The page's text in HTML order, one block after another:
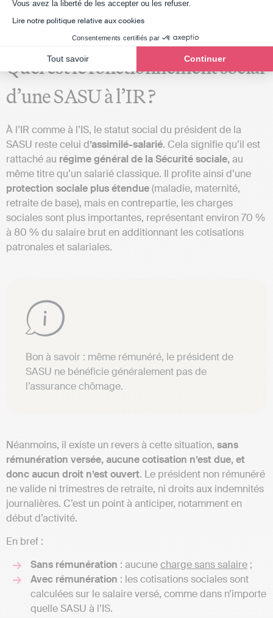
Vous avez la liberté de les accepter ou les refuser.
Lire notre politique relative aux cookies
Consentements certifiés par
Tout savoir Continuer
Quel est le fonctionnement social
d’une SASU à l’IR ?
À l’IR comme à l’IS, le statut social du président de la
SASU reste celui d’assimilé-salarié. Cela signifie qu’il est
rattaché au régime général de la Sécurité sociale,au
même titre qu’un salarié classique. Il profite ainsi d’une
protection sociale plus étendue(maladie, maternité,
retraite de base), mais en contrepartie, les charges
sociales sont plus importantes, représentant environ 70 %
à 80 % du salaire brut en additionnant les cotisations
patronales et salariales.
Bon à savoir : même rémunéré, le président de
SASU ne bénéficie généralement pas de
l’assurance chômage.
Néanmoins, il existe un revers à cette situation, sans
rémunération versée, aucune cotisation n’est due, et
donc aucun droit n’est ouvert. Le président non rémunéré
ne valide ni trimestres de retraite, ni droits aux indemnités
journalières. C’est un point à anticiper, notamment en
début d’activité.
En bref :
Sans rémunération : aucunecharge sans salaire ;
Avec rémunération : les cotisations sociales sont
calculées sur le salaire versé, comme dans n’importe
quelle SASU à l’IS.